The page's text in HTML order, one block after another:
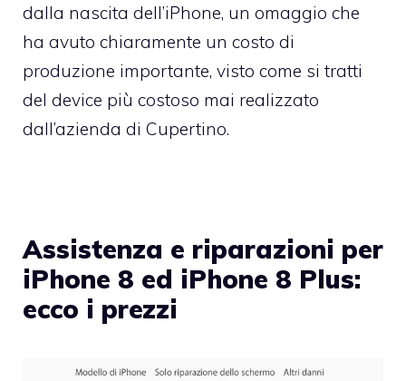
dalla nascita dell’iPhone, un omaggio che
ha avuto chiaramente un costo di
produzione importante, visto come si tratti
del device più costoso mai realizzato
dall’azienda di Cupertino.
Assistenza e riparazioni per
iPhone 8 ed iPhone 8 Plus:
ecco i prezzi